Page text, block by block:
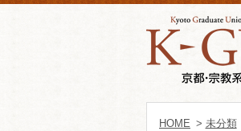
HOME > 未分類